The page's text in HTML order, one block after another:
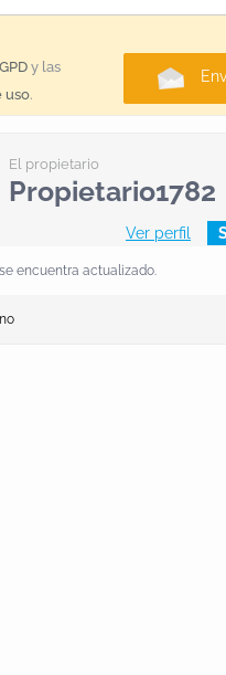
y las
uso.
El propietario
Propietario1782
Ver perfil
encuentra actualizado.